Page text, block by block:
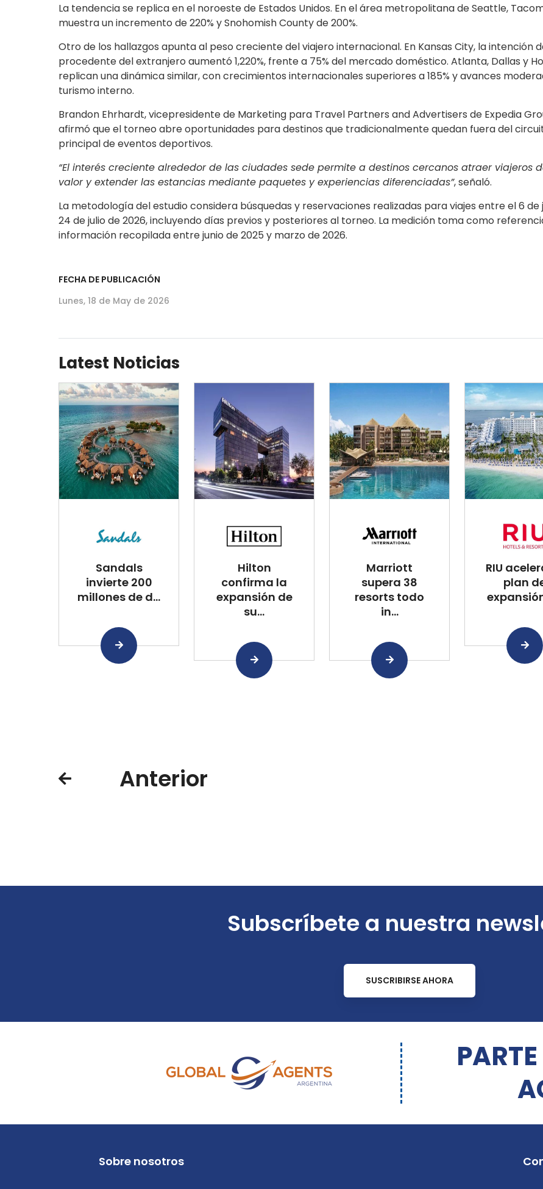
La tendencia se replica en el noroeste de Estados Unidos. En el área metropolitana de Seattle,
muestra un incremento de 220% y Snohomish County de 200%.
Otro de los hallazgos apunta al peso creciente del viajero internacional. En Kansas City, la intención
procedente del extranjero aumentó 1,220%, frente a 75% del mercado doméstico. Atlanta, Dallas y
replican una dinámica similar, con crecimientos internacionales superiores a 185% y avances
turismo interno.
Brandon Ehrhardt, vicepresidente de Marketing para Travel Partners and Advertisers de Expedia
afirmó que el torneo abre oportunidades para destinos que tradicionalmente quedan fuera del
principal de eventos deportivos.
“El interés creciente alrededor de las ciudades sede permite a destinos cercanos atraer viajeros
valor y extender las estancias mediante paquetes y experiencias diferenciadas”, señaló.
La metodología del estudio considera búsquedas y reservaciones realizadas para viajes entre el 6 de
24 de julio de 2026, incluyendo días previos y posteriores al torneo. La medición toma como
información recopilada entre junio de 2025 y marzo de 2026.
FECHA DE PUBLICACIÓN
Lunes, 18 de May de 2026
Latest Noticias
Sandals
invierte 200
millones de d...
Hilton
confirma la
expansión de
su...
Marriott
supera 38
resorts todo
in...
RIU
plan
Anterior
Subscríbete a nuestra
SUSCRIBIRSE AHORA
Sobre nosotros